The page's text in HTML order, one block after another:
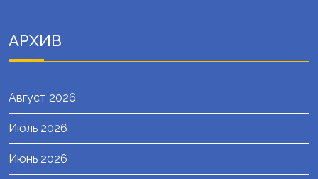
АРХИВ
Август 2026
Июль 2026
Июнь 2026